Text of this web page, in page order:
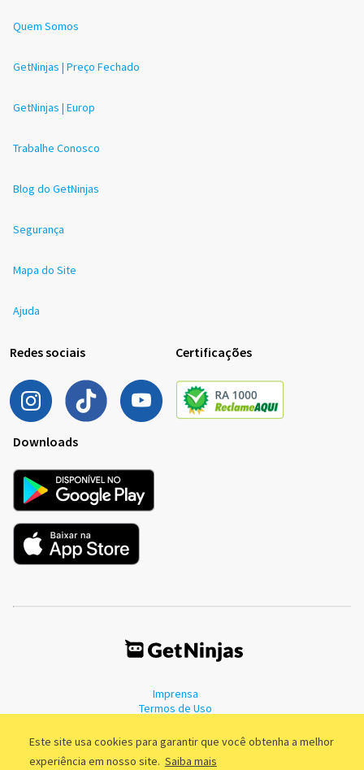
Este site usa cookies para garantir que você obtenha a melhor
experiência em nosso site. Saiba mais
Quem Somos
GetNinjas | Preço Fechado
GetNinjas | Europ
Trabalhe Conosco
Blog do GetNinjas
Segurança
Mapa do Site
Ajuda
Redes sociais Certificações
Downloads
Imprensa
Termos de Uso